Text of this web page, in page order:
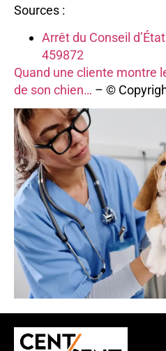
Sources :
Arrêt du Conseil
459872
Quand une cliente montre
de son chien… – ©